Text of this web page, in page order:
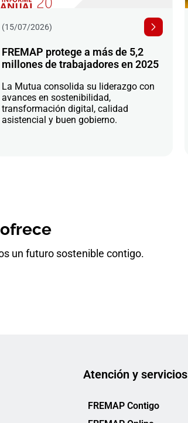
(15/07/2026)
FREMAP protege a más de 5,2
millones de trabajadores en 2025
La Mutua consolida su liderazgo con
avances en sostenibilidad,
transformación digital, calidad
asistencial y buen gobierno.
un futuro sostenible contigo.
Atención y servicios
FREMAP Contigo